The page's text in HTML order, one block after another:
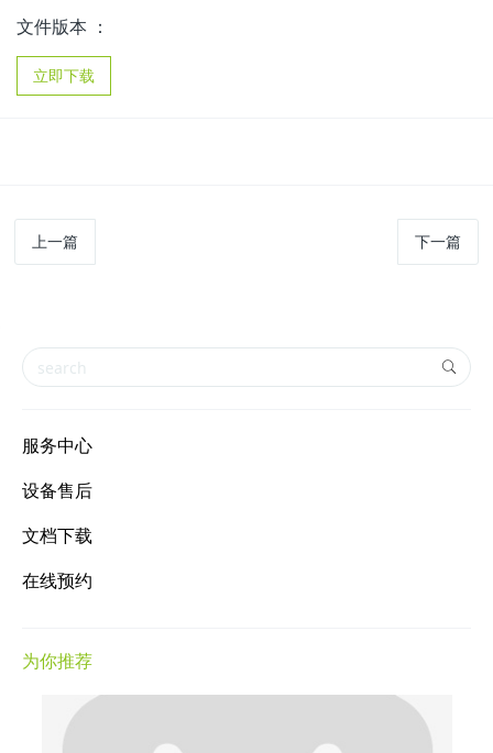
文件版本 ：
立即下载
上一篇 下一篇
服务中心
设备售后
文档下载
在线预约
为你推荐